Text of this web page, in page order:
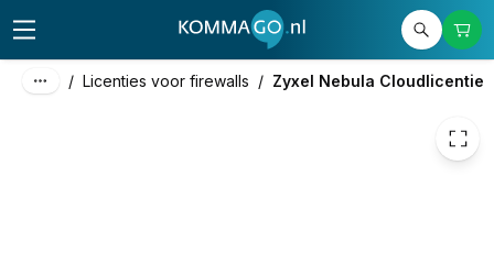
/ Licenties voor firewalls / Zyxel Nebula Cloudlicentie